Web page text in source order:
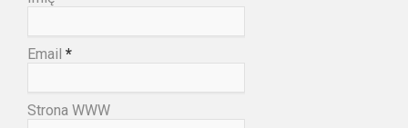
Email *
Strona WWW